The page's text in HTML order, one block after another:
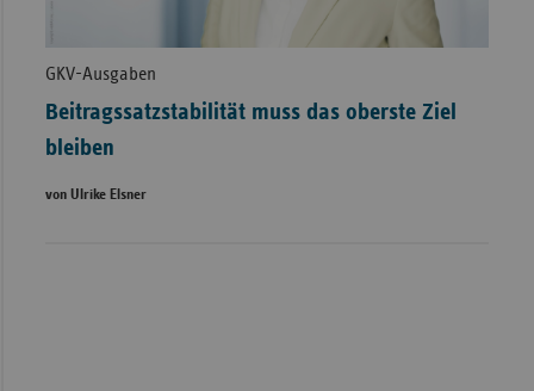
GKV-Ausgaben
Beitragssatzstabilität muss das oberste Ziel
bleiben
von Ulrike Elsner